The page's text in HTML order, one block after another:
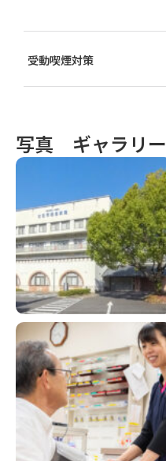
受動喫煙対策
写真 ギャラリー